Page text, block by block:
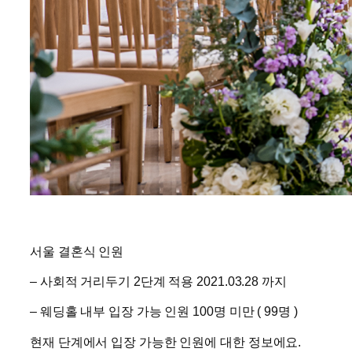
서울 결혼식 인원
– 사회적 거리두기 2단계 적용 2021.03.28 까지
– 웨딩홀 내부 입장 가능 인원 100명 미만 ( 99명 )
현재 단계에서 입장 가능한 인원에 대한 정보에요.